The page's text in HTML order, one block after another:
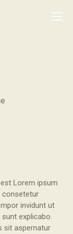
Lorem ipsum
consetetur
invidunt ut
explicabo.
sit aspernatur